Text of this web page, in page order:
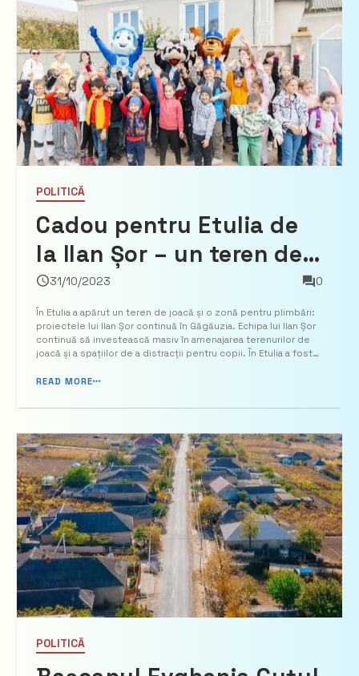
POLITICĂ
Cadou pentru Etulia de
la Ilan Șor – un teren de
joaca pentru copii și o
zonă pentru plimbări
31/10/2023 0
În Etulia a apărut un teren de joacă și o zonă pentru plimbări:
proiectele lui Ilan Șor continuă în Găgăuzia. Echipa lui Ilan Șor
continuă să investească masiv în amenajarea terenurilor de
joacă și a spațiilor de a distracții pentru copii. În Etulia a fost
reabilitat […]...
READ MORE
POLITICĂ